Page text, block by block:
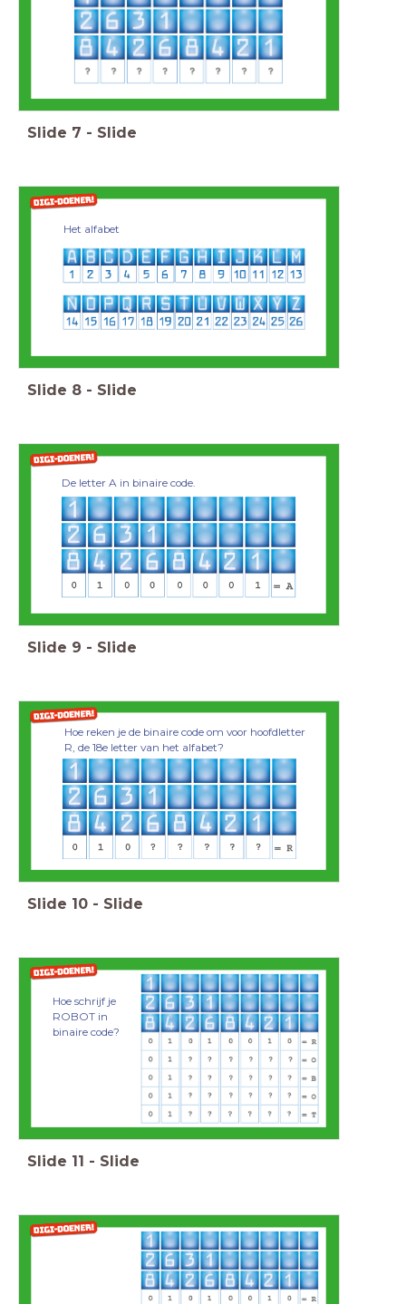
Slide 7 - Slide
Het alfabet
Slide 8 - Slide
De letter A in binaire code.
Slide 9 - Slide
Hoe reken je de binaire code om voor hoofdletter
R, de 18e letter van het alfabet?
Slide 10 - Slide
Hoe schrijf je
ROBOT in
binaire code?
Slide 11 - Slide